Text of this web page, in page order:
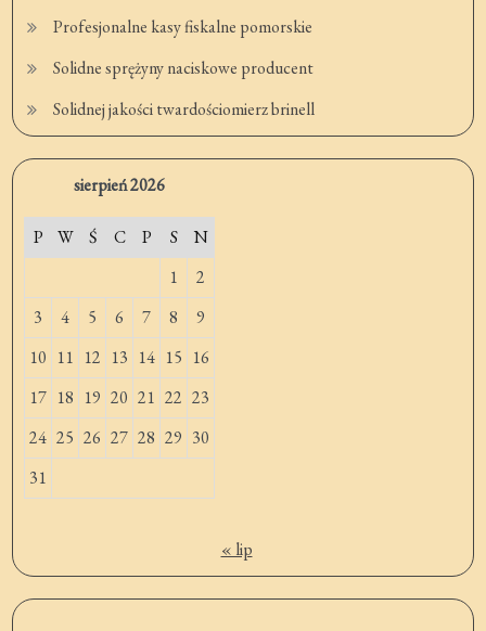
Profesjonalne kasy fiskalne pomorskie
Solidne sprężyny naciskowe producent
Solidnej jakości twardościomierz brinell
sierpień 2026
P W Ś C P S
N
1
2
3
4 5 6 7 8
9
10 11 12 13 14 15 16
17 18 19 20 21 22 23
24 25 26 27 28 29 30
31
« lip